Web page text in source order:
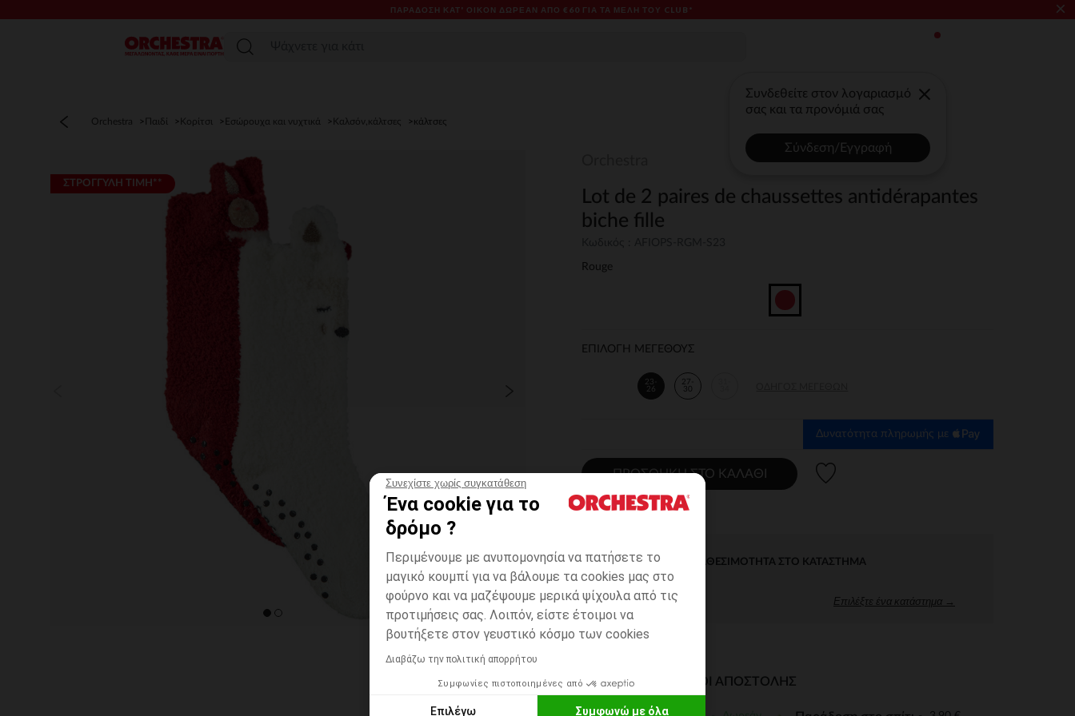
Συνεχίστε χωρίς συγκατάθεση
Ένα cookie για το
δρόμο ?
Περιμένουμε με ανυπομονησία να πατήσετε το
μαγικό κουμπί για να βάλουμε τα cookies μας στο
φούρνο και να μαζέψουμε μερικά ψίχουλα από τις
προτιμήσεις σας. Λοιπόν, είστε έτοιμοι να
βουτήξετε στον γευστικό κόσμο των cookies
Διαβάζω την πολιτική απορρήτου
Συμφωνίες πιστοποιημένες από
Επιλέγω Συμφωνώ με όλα
ΠΑΡΆΔΟΣΗ ΚΑΤ' ΟΊΚΟΝ ΔΩΡΕΑΝ ΑΠΌ €60 ΓΙΑ ΤΑ ΜΈΛΗ ΤΟΥ CLUB* ×
Μενού
Συνδεθείτε στον λογαριασμό
σας και τα προνόμιά σας
Σύνδεση/Εγγραφή
Orchestra Παιδί Κορίτσι Εσώρουχα και νυχτικά Καλσόν,κάλτσες κάλτσες
ΣΤΡΟΓΓΥΛΗ ΤΙΜΗ**
Lot de 2 paires de chaussettes antidérapantes
biche fille
Rouge
ΕΠΙΛΟΓΗ ΜΕΓΕΘΟΥΣ
23-
26
27-
30
Δυνατότητα πληρωμής με
ΠΡΟΣΘΉΚΗ ΣΤΟ ΚΑΛΆΘΙ
ΆΜΕΣΗ ΔΙΑΘΕΣΙΜΌΤΗΤΑ ΣΤΟ ΚΑΤΆΣΤΗΜΑ
Επιλέξτε ένα κατάστημα →
ΔΙΑΘΈΣΙΜΟΙ ΤΡΌΠΟΙ ΑΠΟΣΤΟΛΉΣ